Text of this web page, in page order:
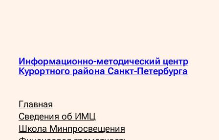
Информационно-методический центр
Курортного района Санкт-Петербурга
Главная
Сведения об ИМЦ
Школа Минпросвещения